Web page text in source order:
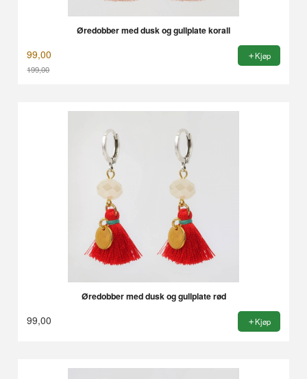
Øredobber med dusk og gullplate korall
99,00
199,00
Kjøp
Øredobber med dusk og gullplate rød
99,00 Kjøp